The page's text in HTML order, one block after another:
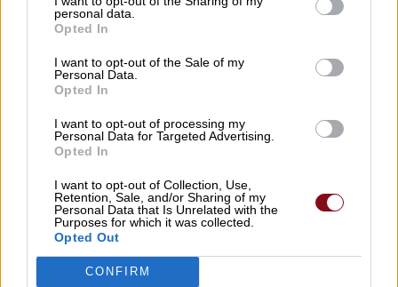
personal data.
Opted In
I want to opt-out of the Sale of my
Personal Data.
Opted In
I want to opt-out of processing my
Personal Data for Targeted Advertising.
Opted In
I want to opt-out of Collection, Use,
Retention, Sale, and/or Sharing of my
Personal Data that Is Unrelated with the
Purposes for which it was collected.
Opted Out
CONFIRM
Κοινοποιήστε:
Facebook
▌ΤΑ ΠΙΟ ΔΗΜΟΦΙΛΗ
ΣΗΜΕΡΑ